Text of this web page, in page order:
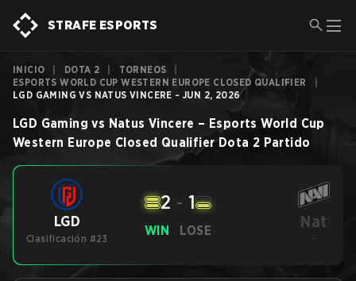
STRAFE ESPORTS
INICIO DOTA 2 TORNEOS
ESPORTS WORLD CUP WESTERN EUROPE CLOSED QUALIFIER
LGD GAMING VS NATUS VINCERE - JUN 2, 2026
LGD Gaming vs Natus Vincere – Esports World Cup
Western Europe Closed Qualifier Dota 2 Partido
LGD
Clasificación #23
WIN
2 - 1
LOSE Nat
-